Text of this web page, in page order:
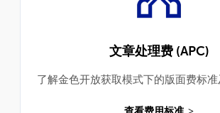
文章处理费 (APC)
了解金色开放获取模式下的版面费标准